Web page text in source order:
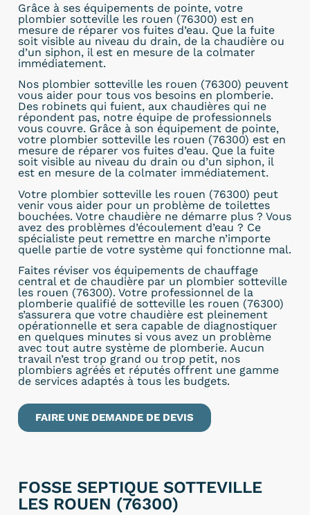
Grâce à ses équipements de pointe, votre
plombier sotteville les rouen (76300) est en
mesure de réparer vos fuites d’eau. Que la fuite
soit visible au niveau du drain, de la chaudière ou
d’un siphon, il est en mesure de la colmater
immédiatement.
Nos plombier sotteville les rouen (76300) peuvent
vous aider pour tous vos besoins en plomberie.
Des robinets qui fuient, aux chaudières qui ne
répondent pas, notre équipe de professionnels
vous couvre. Grâce à son équipement de pointe,
votre plombier sotteville les rouen (76300) est en
mesure de réparer vos fuites d’eau. Que la fuite
soit visible au niveau du drain ou d’un siphon, il
est en mesure de la colmater immédiatement.
Votre plombier sotteville les rouen (76300) peut
venir vous aider pour un problème de toilettes
bouchées. Votre chaudière ne démarre plus ? Vous
avez des problèmes d’écoulement d’eau ? Ce
spécialiste peut remettre en marche n’importe
quelle partie de votre système qui fonctionne mal.
Faites réviser vos équipements de chauffage
central et de chaudière par un plombier sotteville
les rouen (76300). Votre professionnel de la
plomberie qualifié de sotteville les rouen (76300)
s’assurera que votre chaudière est pleinement
opérationnelle et sera capable de diagnostiquer
en quelques minutes si vous avez un problème
avec tout autre système de plomberie. Aucun
travail n’est trop grand ou trop petit, nos
plombiers agréés et réputés offrent une gamme
de services adaptés à tous les budgets.
FAIRE UNE DEMANDE DE DEVIS
FOSSE SEPTIQUE SOTTEVILLE
LES ROUEN (76300)